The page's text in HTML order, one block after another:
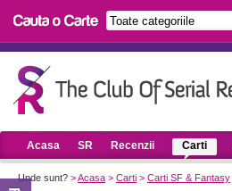
Acasa SR Recenzii Carti
Unde sunt? >Acasa > Carti > Carti SF & Fantasy